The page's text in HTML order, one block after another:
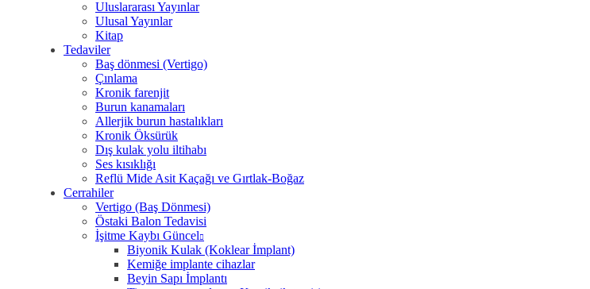
Uluslararası Yayınlar
Ulusal Yayınlar
Kitap
Tedaviler
Baş dönmesi (Vertigo)
Çınlama
Kronik farenjit
Burun kanamaları
Allerjik burun hastalıkları
Kronik Öksürük
Dış kulak yolu iltihabı
Ses kısıklığı
Reflü Mide Asit Kaçağı ve Gırtlak-Boğaz
Cerrahiler
Vertigo (Baş Dönmesi)
Östaki Balon Tedavisi
İşitme Kaybı Güncel
Biyonik Kulak (Koklear İmplant)
Kemiğe implante cihazlar
Beyin Sapı İmplantı